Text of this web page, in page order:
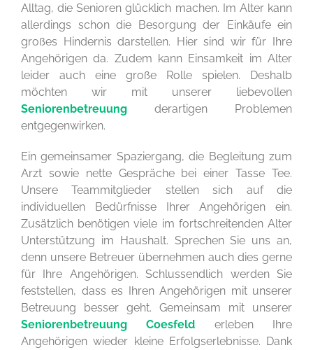
Alltag, die Senioren glücklich machen. Im Alter kann
allerdings schon die Besorgung der Einkäufe ein
großes Hindernis darstellen. Hier sind wir für Ihre
Angehörigen da. Zudem kann Einsamkeit im Alter
leider auch eine große Rolle spielen. Deshalb
möchten wir mit unserer liebevollen
Seniorenbetreuung derartigen Problemen
entgegenwirken.
Ein gemeinsamer Spaziergang, die Begleitung zum
Arzt sowie nette Gespräche bei einer Tasse Tee.
Unsere Teammitglieder stellen sich auf die
individuellen Bedürfnisse Ihrer Angehörigen ein.
Zusätzlich benötigen viele im fortschreitenden Alter
Unterstützung im Haushalt. Sprechen Sie uns an,
denn unsere Betreuer übernehmen auch dies gerne
für Ihre Angehörigen. Schlussendlich werden Sie
feststellen, dass es Ihren Angehörigen mit unserer
Betreuung besser geht. Gemeinsam mit unserer
Seniorenbetreuung Coesfeld erleben Ihre
Angehörigen wieder kleine Erfolgserlebnisse. Dank